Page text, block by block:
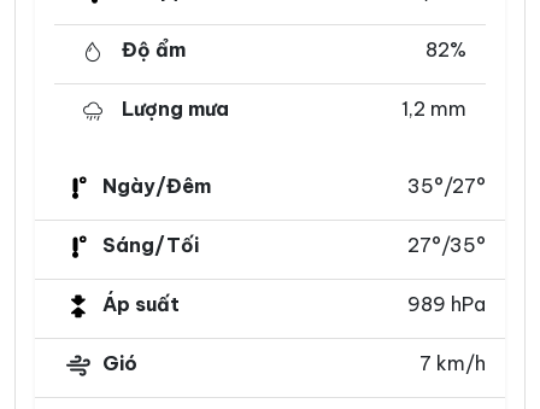
Độ ẩm 82%
Lượng mưa 1,2 mm
Ngày/Đêm 35°/27°
Sáng/Tối 27°/35°
Áp suất 989 hPa
Gió 7 km/h